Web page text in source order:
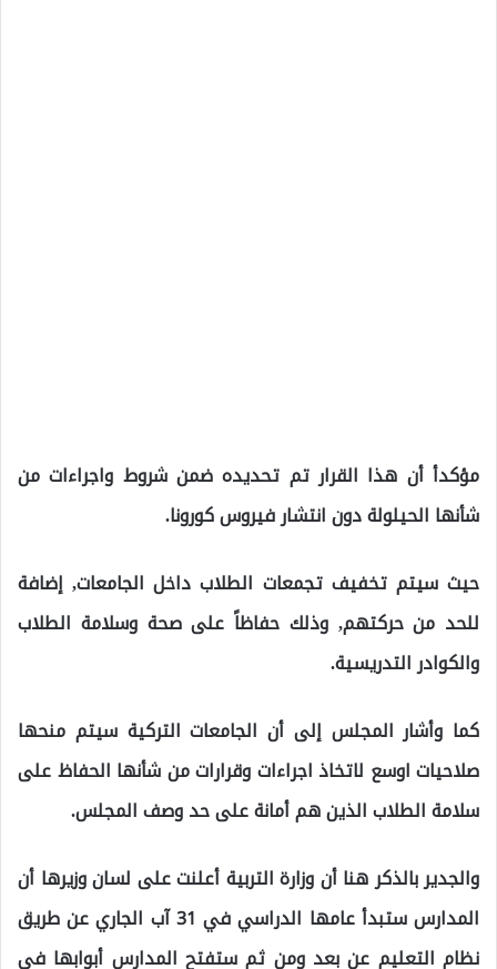
مؤكدأ أن هذا القرار تم تحديده ضمن شروط واجراءات من
شأنها الحيلولة دون انتشار فيروس كورونا.
حيث سيتم تخفيف تجمعات الطلاب داخل الجامعات, إضافة
للحد من حركتهم, وذلك حفاظاً على صحة وسلامة الطلاب
والكوادر التدريسية.
كما وأشار المجلس إلى أن الجامعات التركية سيتم منحها
صلاحيات اوسع لاتخاذ اجراءات وقرارات من شأنها الحفاظ على
سلامة الطلاب الذين هم أمانة على حد وصف المجلس.
والجدير بالذكر هنا أن وزارة التربية أعلنت على لسان وزيرها أن
المدارس ستبدأ عامها الدراسي في 31 آب الجاري عن طريق
نظام التعليم عن بعد ومن ثم ستفتح المدارس أبوابها في